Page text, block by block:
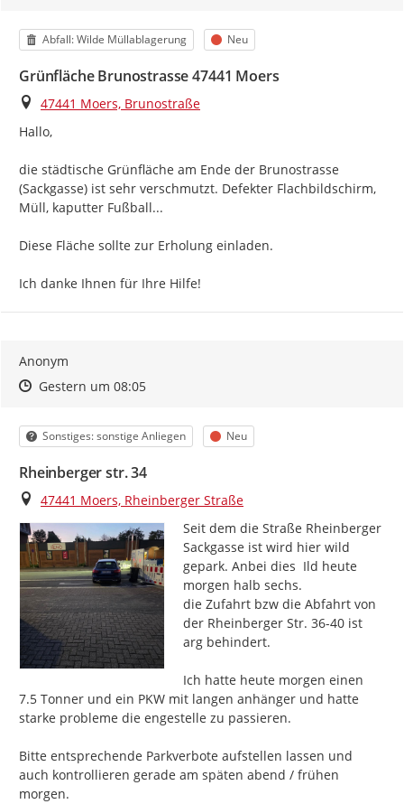
Kategorie
Abfall: Wilde Müllablagerung Status
Neu
Grünfläche Brunostrasse 47441 Moers
Ort
47441 Moers, Brunostraße
Hallo,
die städtische Grünfläche am Ende der Brunostrasse
(Sackgasse) ist sehr verschmutzt. Defekter Flachbildschirm,
Müll, kaputter Fußball...
Diese Fläche sollte zur Erholung einladen.
Ich danke Ihnen für Ihre Hilfe!
Anonym
Zeitpunkt des Erstellens
Zeitpunkt des Erstellens
Gestern um 08:05Zur Äußerung
Kategorie
Sonstiges: sonstige Anliegen Status
Neu
Rheinberger str. 34
Ort
47441 Moers, Rheinberger Straße
Seit dem die Straße Rheinberger
Sackgasse ist wird hier wild
gepark. Anbei dies  Ild heute
morgen halb sechs.
die Zufahrt bzw die Abfahrt von
der Rheinberger Str. 36-40 ist
arg behindert.
Ich hatte heute morgen einen
7.5 Tonner und ein PKW mit langen anhänger und hatte
starke probleme die engestelle zu passieren.
Bitte entsprechende Parkverbote aufstellen lassen und
auch kontrollieren gerade am späten abend / frühen
morgen.